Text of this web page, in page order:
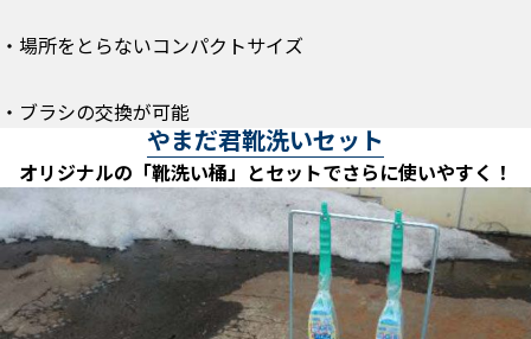
・場所をとらないコンパクトサイズ
・ブラシの交換が可能
やまだ君靴洗いセット
オリジナルの「靴洗い桶」とセットでさらに使いやすく！